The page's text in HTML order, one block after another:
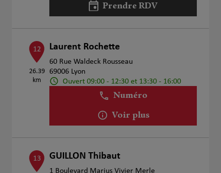
Prendre RDV
12
26.39
km
Laurent Rochette
60 Rue Waldeck Rousseau
69006 Lyon
Ouvert 09:00 - 12:30 et 13:30 - 16:00
Numéro
Voir plus
13 GUILLON Thibaut
1 Boulevard Marius Vivier Merle